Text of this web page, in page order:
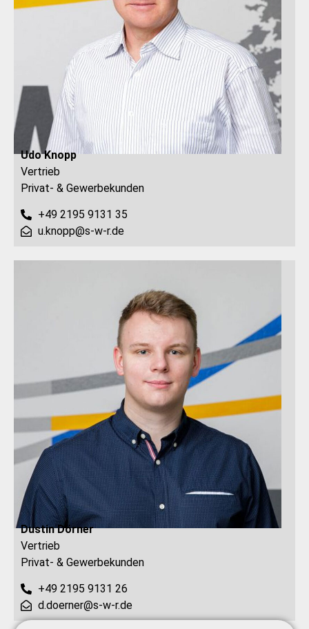
Udo Knopp
Vertrieb
Privat- & Gewerbekunden
+49 2195 9131 35
u.knopp@s-w-r.de
Dustin Dörner
Vertrieb
Privat- & Gewerbekunden
+49 2195 9131 26
d.doerner@s-w-r.de